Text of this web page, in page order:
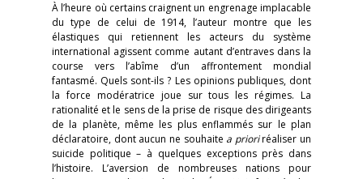
À l’heure où certains craignent un engrenage implacable
du type de celui de 1914, l’auteur montre que les
élastiques qui retiennent les acteurs du système
international agissent comme autant d’entraves dans la
course vers l’abîme d’un affrontement mondial
fantasmé. Quels sont-ils ? Les opinions publiques, dont
la force modératrice joue sur tous les régimes. La
rationalité et le sens de la prise de risque des dirigeants
de la planète, même les plus enflammés sur le plan
déclaratoire, dont aucun ne souhaite a prioriréaliser un
suicide politique – à quelques exceptions près dans
l’histoire. L’aversion de nombreuses nations pour